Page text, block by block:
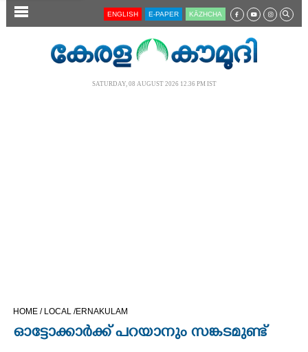
SECTIONS ENGLISH E-PAPER KĀZHCHA
SATURDAY, 08 AUGUST 2026 12.36 PM IST
HOME / LOCAL /ERNAKULAM
ഓട്ടോക്കാർക്ക് പറയാനും സങ്കടമുണ്ട്